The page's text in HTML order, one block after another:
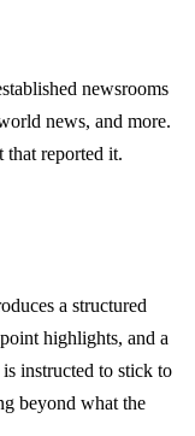
newsrooms
news, and more.
that reported it.
a structured
highlights, and a
instructed to stick to
beyond what the